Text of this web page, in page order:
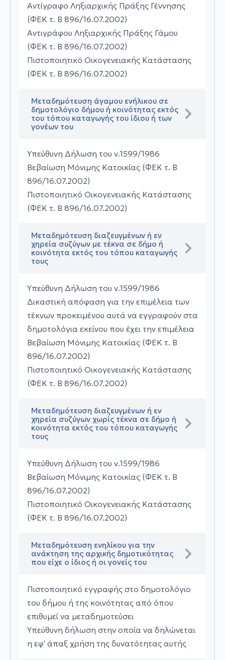
Αντίγραφο Ληξιαρχικής Πράξης Γέννησης
(ΦΕΚ τ. Β 896/16.07.2002)
Αντιγράφου Ληξιαρχικής Πράξης Γάμου
(ΦΕΚ τ. Β 896/16.07.2002)
Πιστοποιητικό Οικογενειακής Κατάστασης
(ΦΕΚ τ. Β 896/16.07.2002)
Μεταδημότευση άγαμου ενήλικου σε
δημοτολόγιο δήμου ή κοινότητας εκτός
του τόπου καταγωγής του ίδιου ή των
γονέων του
Υπεύθυνη Δήλωση του ν.1599/1986
Βεβαίωση Μόνιμης Κατοικίας (ΦΕΚ τ. Β
896/16.07.2002)
Πιστοποιητικό Οικογενειακής Κατάστασης
(ΦΕΚ τ. Β 896/16.07.2002)
Μεταδημότευση διαζευγμένων ή εν
χηρεία συζύγων με τέκνα σε δήμο ή
κοινότητα εκτός του τόπου καταγωγής
τους
Υπεύθυνη Δήλωση του ν.1599/1986
Δικαστική απόφαση για την επιμέλεια των
τέκνων προκειμένου αυτά να εγγραφούν στα
δημοτολόγια εκείνου που έχει την επιμέλεια
Βεβαίωση Μόνιμης Κατοικίας (ΦΕΚ τ. Β
896/16.07.2002)
Πιστοποιητικό Οικογενειακής Κατάστασης
(ΦΕΚ τ. Β 896/16.07.2002)
Μεταδημότευση διαζευγμένων ή εν
χηρεία συζύγων χωρίς τέκνα σε δήμο ή
κοινότητα εκτός του τόπου καταγωγής
τους
Υπεύθυνη Δήλωση του ν.1599/1986
Βεβαίωση Μόνιμης Κατοικίας (ΦΕΚ τ. Β
896/16.07.2002)
Πιστοποιητικό Οικογενειακής Κατάστασης
(ΦΕΚ τ. Β 896/16.07.2002)
Μεταδημότευση ενηλίκου για την
ανάκτηση της αρχικής δημοτικότητας
που είχε ο ίδιος ή οι γονείς του
Πιστοποιητικό εγγραφής στο δημοτολόγιο
του δήμου ή της κοινότητας από όπου
επιθυμεί να μεταδημοτεύσει
Υπεύθυνη δήλωση στην οποία να δηλώνεται
η εφ' άπαξ χρήση της δυνατότητας αυτής